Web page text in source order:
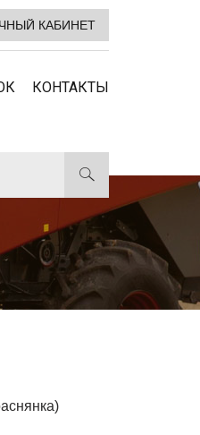
КАБИНЕТ
КОНТАКТЫ